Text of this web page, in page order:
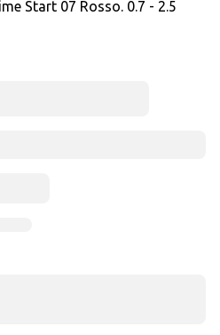
Start 07 Rosso. 0.7 - 2.5